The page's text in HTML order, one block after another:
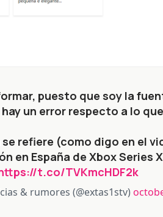
puesto que soy la
hay un error respecto a lo
refiere (como digo en el
en España de Xbox Series
t.co/TVKmcHDF2k
& rumores (@extas1stv)